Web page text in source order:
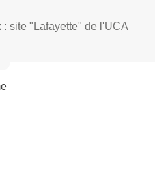
site "Lafayette" de l'UCA